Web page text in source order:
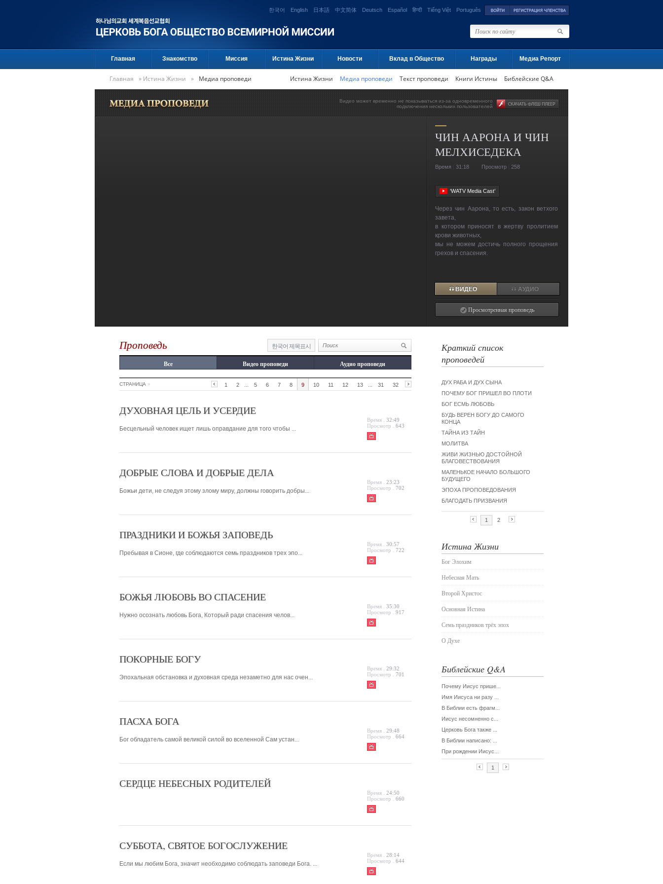
한국어 English 日本語 中文简体 Deutsch Español हिन्दी Tiếng Việt Português
Главная Знакомство Миссия Истина Жизни Новости Вклад в Общество Награды Медиа Репорт
Главная » Истина Жизни » Медиа проповеди Истина Жизни Медиа проповеди Текст проповеди Книги Истины Библейские Q&A
Видео может временно не показываться из-за одновременного
подключения нескольких пользователей
Проповедь 한국어 제목표시
Все Видео проповеди Аудио проповеди
СТРАНИЦА » 1 2 5 6 7 8 9 10 11 12 13 31 32
ДУХОВНАЯ ЦЕЛЬ И УСЕРДИЕ
Бесцельный человек ищет лишь оправдание для того чтобы ...
Время . 32:49
Просмотр . 643
ДОБРЫЕ СЛОВА И ДОБРЫЕ ДЕЛА
Божьи дети, не следуя этому злому миру, должны говорить добры...
Время . 23:23
Просмотр . 702
ПРАЗДНИКИ И БОЖЬЯ ЗАПОВЕДЬ
Пребывая в Сионе, где соблюдаются семь праздников трех эпо...
Время . 30:57
Просмотр . 722
БОЖЬЯ ЛЮБОВЬ ВО СПАСЕНИЕ
Нужно осознать любовь Бога, Который ради спасения челов...
Время . 35:30
Просмотр . 917
ПОКОРНЫЕ БОГУ
Эпохальная обстановка и духовная среда незаметно для нас очен...
Время . 29:32
Просмотр . 701
ПАСХА БОГА
Бог обладатель самой великой силой во вселенной Сам устан...
Время . 29:48
Просмотр . 664
СЕРДЦЕ НЕБЕСНЫХ РОДИТЕЛЕЙ
Время . 24:50
Просмотр . 660
СУББОТА, СВЯТОЕ БОГОСЛУЖЕНИЕ
Если мы любим Бога, значит необходимо соблюдать заповеди Бога. ...
Время . 28:14
Просмотр . 644
Истина Жизни
Бог Элохим
Небесная Мать
Второй Христос
Основная Истина
Семь праздников трёх эпох
О Духе